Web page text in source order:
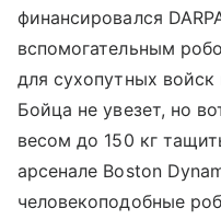
финансировался
вспомогательным
для сухопутных
Бойца не увезет, но
весом до 150 кг
арсенале Boston
человекоподобные